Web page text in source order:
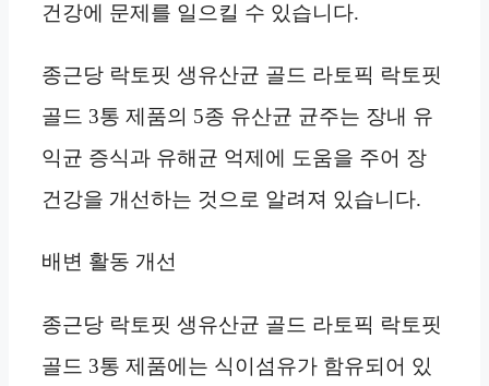
건강에 문제를 일으킬 수 있습니다.
종근당 락토핏 생유산균 골드 라토픽 락토핏
골드 3통 제품의 5종 유산균 균주는 장내 유
익균 증식과 유해균 억제에 도움을 주어 장
건강을 개선하는 것으로 알려져 있습니다.
배변 활동 개선
종근당 락토핏 생유산균 골드 라토픽 락토핏
골드 3통 제품에는 식이섬유가 함유되어 있